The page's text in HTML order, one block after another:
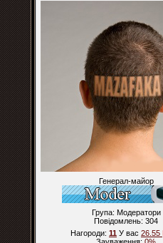
Генерал-майор
Група: Модератори
Повідомлень: 304
Нагороди: 11 У вас 26.55